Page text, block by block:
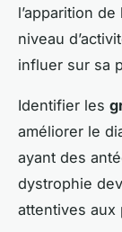
l’apparition
niveau
influer sur sa
Identifier les
améliorer le
ayant des
dystrophie
attentives aux